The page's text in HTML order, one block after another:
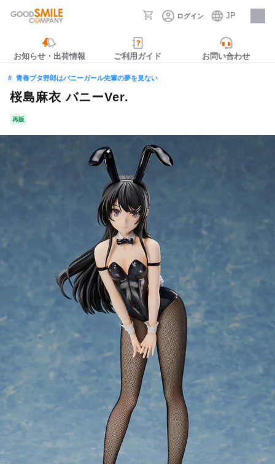
ログイン JP
採用情報
お知らせ・出荷情報 ご利用ガイド お問い合わせ
青春ブタ野郎はバニーガール先輩の夢を見ない
桜島麻衣 バニーVer.
再販